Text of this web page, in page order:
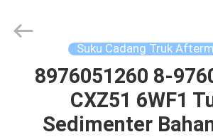
RUMAH
PRODUK
Suku Cadang Truk
8976051260 8-
CXZ51 6WF1
Sedimenter